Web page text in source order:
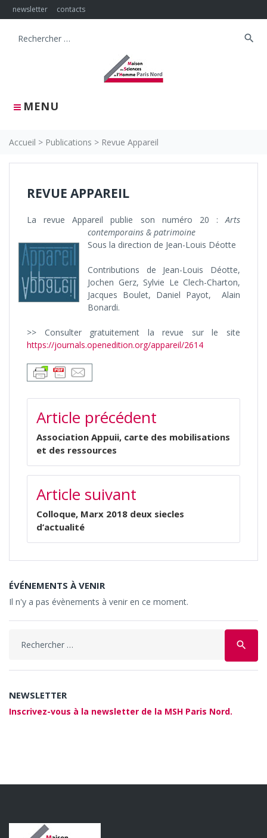
Skip
to
newsletter contacts
MENU
Search
search
Accueil > Publications > Revue Appareil
REVUE APPAREIL
La revue Appareil publie son numéro 20 :Arts
contemporains & patrimoine
Sous la direction de Jean-Louis Déotte
Contributions de Jean-Louis Déotte,
Jochen Gerz, Sylvie Le Clech-Charton,
Jacques Boulet, Daniel Payot, Alain
Bonardi.
>> Consulter gratuitement la revue sur le site
https://journals.openedition.org/appareil/2614
NAVIGATION
DE
L’ARTICLE
Article précédent
Association Appuii, carte des mobilisations
et des ressources
Article suivant
Colloque, Marx 2018 deux siecles
d’actualité
ÉVÉNEMENTS À VENIR
Il n'y a pas évènements à venir en ce moment.
search
NEWSLETTER
Inscrivez-vous à la newsletter de la MSH Paris Nord.